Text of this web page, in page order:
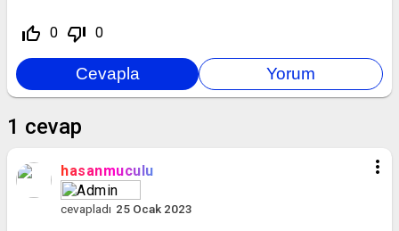
thumb_up_off_alt 0 thumb_down_off_alt 0
1 cevap
more_vert
hasanmuculu
cevapladı 25 Ocak 2023